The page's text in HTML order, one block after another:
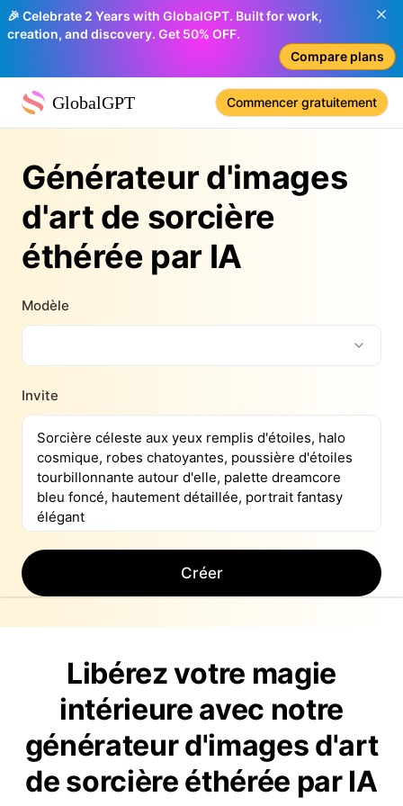
🎉 Celebrate 2 Years with GlobalGPT. Built for work,
creation, and discovery. Get 50% OFF.
Compare plans
GlobalGPT Commencer gratuitement
Générateur d'images
d'art de sorcière
éthérée par IA
Modèle
Invite
Créer
Libérez votre magie
intérieure avec notre
générateur d'images d'art
de sorcière éthérée par IA